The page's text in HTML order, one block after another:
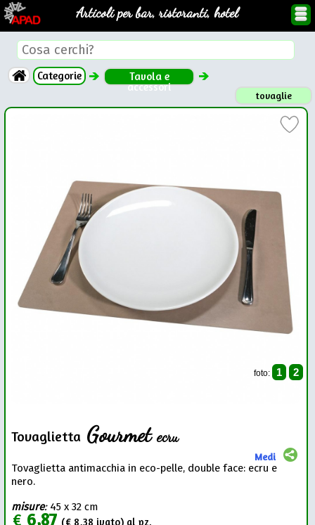
Articoli per bar, ristoranti, hotel
Categorie Tavola e
accessori
tovaglie
foto: 1 2
Tovaglietta Gourmetecru
Medi
Tovaglietta antimacchia in eco-pelle, double face: ecru e
nero.
misure: 45 x 32 cm
€ 6,87 (€ 8,38 ivato) al pz.